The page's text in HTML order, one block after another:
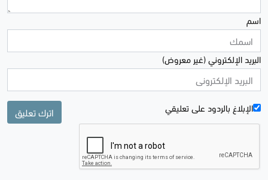
اسم
البريد الإلكتروني (غير معروض)
الإبلاغ بالردود علی تعليقي اترك تعليق